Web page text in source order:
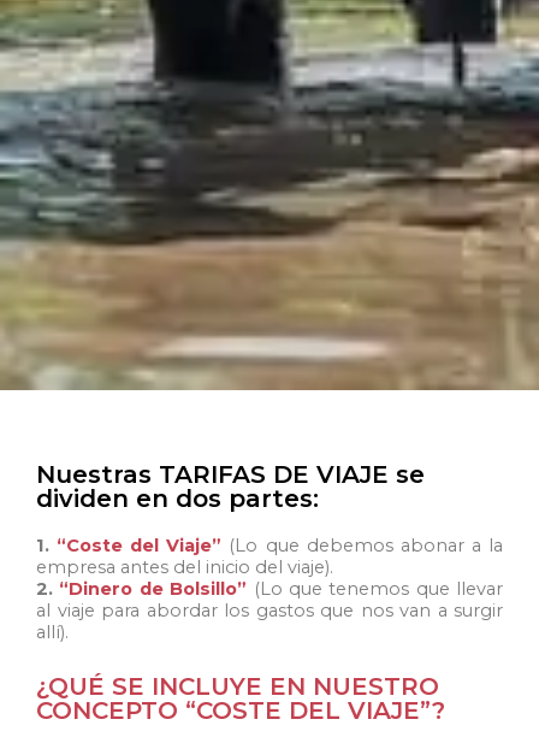
Nuestras TARIFAS DE VIAJE se
dividen en dos partes:
1. “Coste del Viaje” (Lo que debemos abonar a la
empresa antes del inicio del viaje).
2. “Dinero de Bolsillo” (Lo que tenemos que llevar
al viaje para abordar los gastos que nos van a surgir
allí).
¿QUÉ SE INCLUYE EN NUESTRO
CONCEPTO “COSTE DEL VIAJE”?